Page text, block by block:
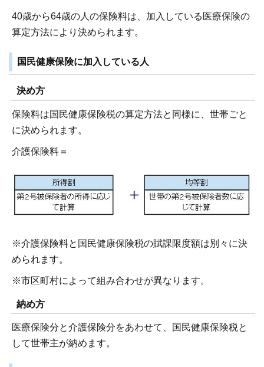
40歳から64歳の人の保険料は、加入している医療保険の
算定方法により決められます。
国民健康保険に加入している人
決め方
保険料は国民健康保険税の算定方法と同様に、世帯ごと
に決められます。
介護保険料＝
※介護保険料と国民健康保険税の賦課限度額は別々に決
められます。
※市区町村によって組み合わせが異なります。
納め方
医療保険分と介護保険分をあわせて、国民健康保険税と
して世帯主が納めます。